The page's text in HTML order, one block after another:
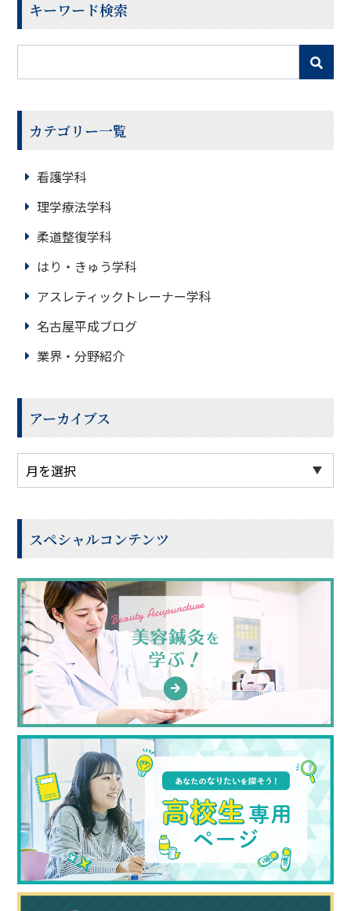
キーワード検索
カテゴリー一覧
看護学科
理学療法学科
柔道整復学科
はり・きゅう学科
アスレティックトレーナー学科
名古屋平成ブログ
業界・分野紹介
アーカイブス
スペシャルコンテンツ